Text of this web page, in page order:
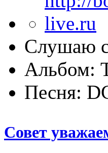
Слушаю
Альбом:
Песня:
Совет